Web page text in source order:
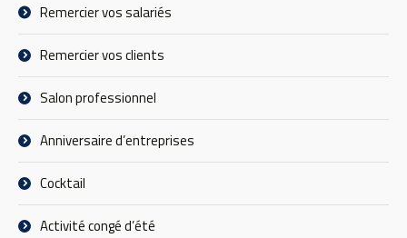
Remercier vos salariés
Remercier vos clients
Salon professionnel
Anniversaire d’entreprises
Cocktail
Activité congé d’été